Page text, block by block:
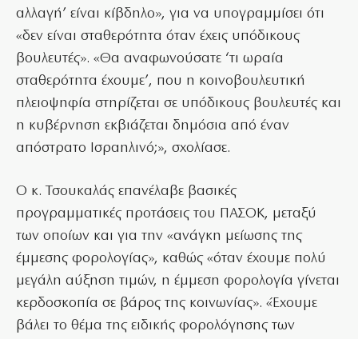
αλλαγή’ είναι κίβδηλο», για να υπογραμμίσει ότι
«δεν είναι σταθερότητα όταν έχεις υπόδικους
βουλευτές». «Θα αναφωνούσατε ‘τι ωραία
σταθερότητα έχουμε’, που η κοινοβουλευτική
πλειοψηφία στηρίζεται σε υπόδικους βουλευτές και
η κυβέρνηση εκβιάζεται δημόσια από έναν
απόστρατο Ισραηλινό;», σχολίασε.
Ο κ. Τσουκαλάς επανέλαβε βασικές
προγραμματικές προτάσεις του ΠΑΣΟΚ, μεταξύ
των οποίων και για την «ανάγκη μείωσης της
έμμεσης φορολογίας», καθώς «όταν έχουμε πολύ
μεγάλη αύξηση τιμών, η έμμεση φορολογία γίνεται
κερδοσκοπία σε βάρος της κοινωνίας». «Έχουμε
βάλει το θέμα της ειδικής φορολόγησης των